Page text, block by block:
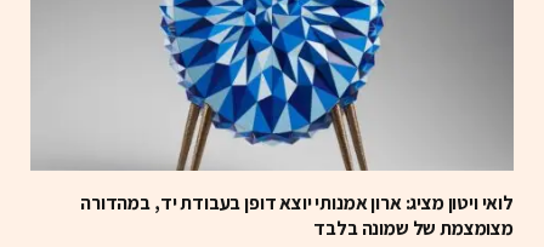
לואי ויטון מציג: ארון אמנותי יוצא דופן בעבודת יד, במהדורה
מצומצמת של שמונה בלבד